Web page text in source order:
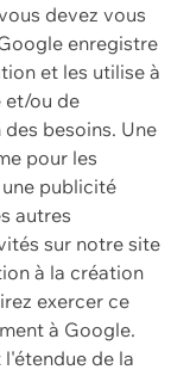
devez vous
enregistre
et les utilise à
et/ou de
besoins. Une
pour les
publicité
autres
sur notre site
à la création
exercer ce
à Google.
de la